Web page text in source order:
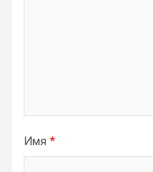
Имя *